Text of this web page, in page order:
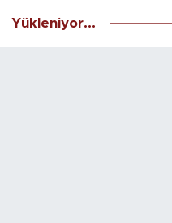
Yükleniyor...